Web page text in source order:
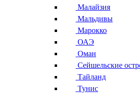
Малайзия
Мальдивы
Марокко
ОАЭ
Оман
Сейшельские
Тайланд
Тунис